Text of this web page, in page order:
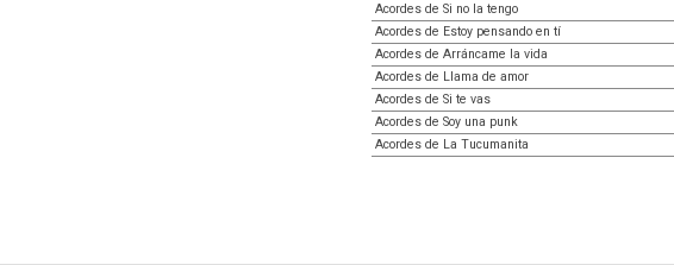
Acordes de Si no la tengo
Acordes de Estoy pensando en tí
Acordes de Arráncame la vida
Acordes de Llama de amor
Acordes de Si te vas
Acordes de Soy una punk
Acordes de La Tucumanita